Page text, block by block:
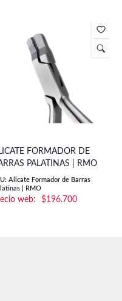
FORMADOR DE
PALATINAS | RMO
Alicate Formador de Barras
| RMO
$196.700